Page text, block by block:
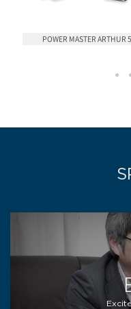
POWER MASTER ARTHUR 5